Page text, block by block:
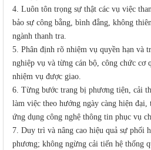
4. Luôn tôn trọng sự thật các vụ việc
bảo sự công bằng, bình đẳng, không
ngành thanh tra
5. Phân định rõ nhiệm vụ quyền hạn và
nghiệp vụ và từng cán bộ, công chức cơ
nhiệm vụ được giao
6. Từng bước trang bị phương tiện, cải
làm việc theo hướng ngày càng hiện
ứng dụng công nghệ thông tin phục vụ
7. Duy trì và nâng cao hiệu quả sự phối
phương; không ngừng cải tiến hệ thống